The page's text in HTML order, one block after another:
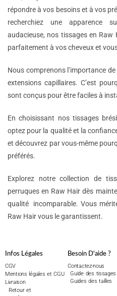
répondre à vos besoins et à vos
recherchiez une apparence
audacieuse, nos tissages en
parfaitement à vos cheveux et
Nous comprenons l’importance
extensions capillaires. C’est
sont conçus pour être faciles à
En choisissant nos tissages
optez pour la qualité et la
et découvrez par vous-même
préférés.
Explorez notre collection de
perruques en Raw Hair dès
qualité incomparable. Vous
Raw Hair vous le garantissent.
Infos Légales
CGV
Mentions légales et CGU
Livraison
Retour et
Besoin D'aide ?
Contactez-nous
Guide des tissages
Guides des tailles